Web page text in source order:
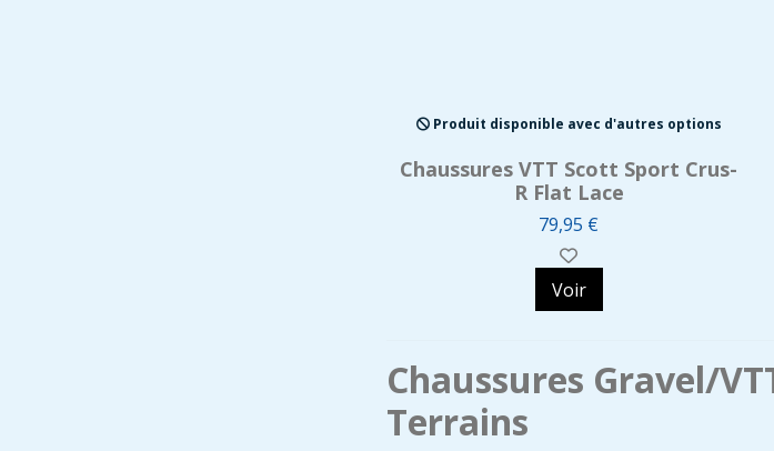
Produit disponible avec d'autres options
Chaussures VTT Scott Sport Crus-
R Flat Lace
79,95 €
Voir
Chaussures Gravel/
Terrains